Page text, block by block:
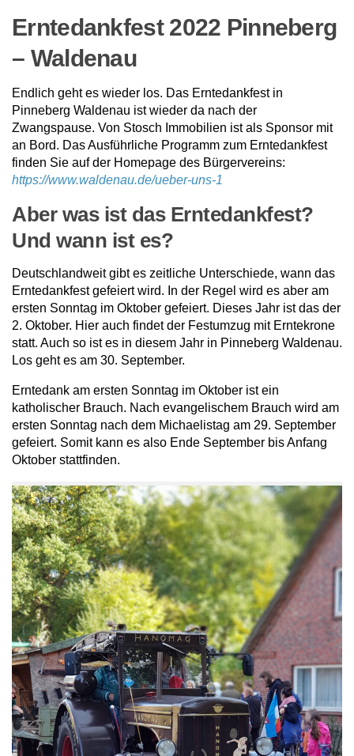
Erntedankfest 2022 Pinneberg
– Waldenau
Endlich geht es wieder los. Das Erntedankfest in
Pinneberg Waldenau ist wieder da nach der
Zwangspause. Von Stosch Immobilien ist als Sponsor mit
an Bord. Das Ausführliche Programm zum Erntedankfest
finden Sie auf der Homepage des Bürgervereins:
https://www.waldenau.de/ueber-uns-1
Aber was ist das Erntedankfest?
Und wann ist es?
Deutschlandweit gibt es zeitliche Unterschiede, wann das
Erntedankfest gefeiert wird. In der Regel wird es aber am
ersten Sonntag im Oktober gefeiert. Dieses Jahr ist das der
2. Oktober. Hier auch findet der Festumzug mit Erntekrone
statt. Auch so ist es in diesem Jahr in Pinneberg Waldenau.
Los geht es am 30. September.
Erntedank am ersten Sonntag im Oktober ist ein
katholischer Brauch. Nach evangelischem Brauch wird am
ersten Sonntag nach dem Michaelistag am 29. September
gefeiert. Somit kann es also Ende September bis Anfang
Oktober stattfinden.